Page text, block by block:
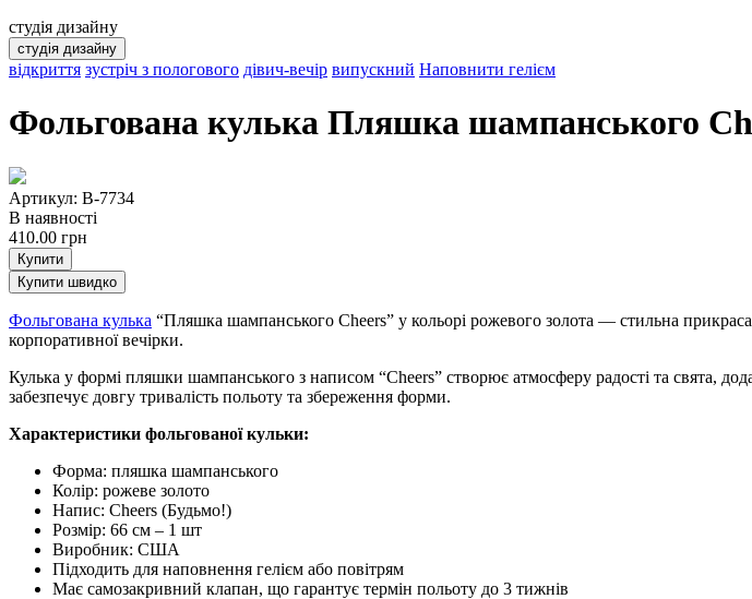
студія дизайну
студія дизайну
відкриття зустріч з пологового дівич-вечір випускний Наповнити гелієм
Фольгована кулька Пляшка шампанського
Артикул: B-7734
В наявності
410.00 грн
Купити
Купити швидко
Фольгована кулька “Пляшка шампанського Cheers” у кольорі рожевого золота — стильна
корпоративної вечірки.
Кулька у формі пляшки шампанського з написом “Cheers” створює атмосферу радості та свята,
забезпечує довгу тривалість польоту та збереження форми.
Характеристики фольгованої кульки:
Форма: пляшка шампанського
Колір: рожеве золото
Напис: Cheers (Будьмо!)
Розмір: 66 см – 1 шт
Виробник: США
Підходить для наповнення гелієм або повітрям
Має самозакривний клапан, що гарантує термін польоту до 3 тижнів